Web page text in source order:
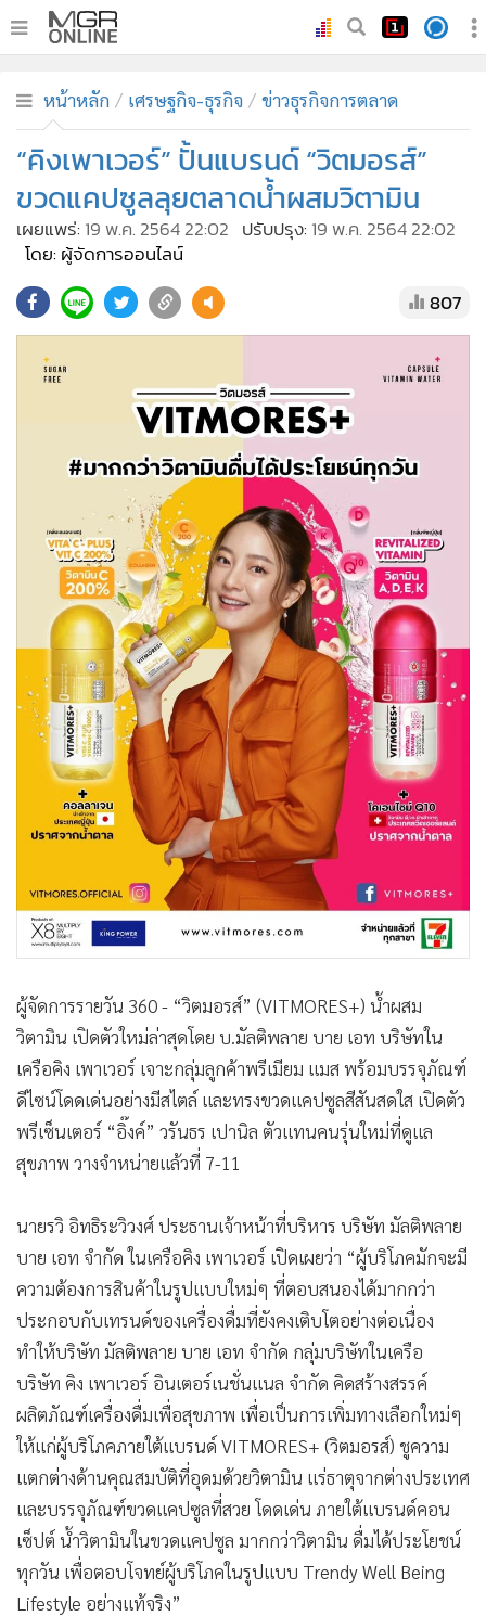
ทันเหตุการณ์
• ภาคใต้
Online Section
บันเทิง
• ผู้จัดการรายวัน
• คอลัมนิสต์
ละคร
CbizReview
ผู้จัดกวน
Good health & Well-being
Green Innovation & SD
Management & HR
MGR Live
Infographic
• การเมือง
ท่องเที่ยว
กีฬา
ต่างประเทศ
Special Scoop
เศรษฐกิจ-ธุรกิจ
ชุมชน-คุณภาพชีวิต
อาชญากรรม
• Motoring
• เกม
•
วิทยาศาสตร์
SMEs
• หุ้น
• อินโดจีน
• กองทุนรวม
• Factcheck
• ญี่ปุ่น
• News1
• Gotomanager
หน้าหลัก เศรษฐกิจ-ธุรกิจ ข่าวธุรกิจการตลาด
“คิงเพาเวอร์” ปั้นแบรนด์ “วิตมอรส์”
ขวดแคปซูลลุยตลาดน้ำผสมวิตามิน
เผยแพร่: 19 พ.ค. 2564 22:02 ปรับปรุง: 19 พ.ค. 2564 22:02
โดย: ผู้จัดการออนไลน์
807
ผู้จัดการรายวัน 360 - “วิตมอรส์” (VITMORES+) น้ำผสม
วิตามิน เปิดตัวใหม่ล่าสุดโดย บ.มัลติพลาย บาย เอท บริษัทใน
เครือคิง เพาเวอร์ เจาะกลุ่มลูกค้าพรีเมียม แมส พร้อมบรรจุภัณฑ์
ดีไซน์โดดเด่นอย่างมีสไตล์ และทรงขวดแคปซูลสีสันสดใส เปิดตัว
พรีเซ็นเตอร์ “อิ๊งค์” วรันธร เปานิล ตัวแทนคนรุ่นใหม่ที่ดูแล
สุขภาพ วางจำหน่ายแล้วที่ 7-11
นายรวิ อิทธิระวิวงศ์ ประธานเจ้าหน้าที่บริหาร บริษัท มัลติพลาย
บาย เอท จำกัด ในเครือคิง เพาเวอร์ เปิดเผยว่า “ผู้บริโภคมักจะมี
ความต้องการสินค้าในรูปแบบใหม่ๆ ที่ตอบสนองได้มากกว่า
ประกอบกับเทรนด์ของเครื่องดื่มที่ยังคงเติบโตอย่างต่อเนื่อง
ทำให้บริษัท มัลติพลาย บาย เอท จำกัด กลุ่มบริษัทในเครือ
บริษัท คิง เพาเวอร์ อินเตอร์เนชั่นแนล จำกัด คิดสร้างสรรค์
ผลิตภัณฑ์เครื่องดื่มเพื่อสุขภาพ เพื่อเป็นการเพิ่มทางเลือกใหม่ๆ
ให้แก่ผู้บริโภคภายใต้แบรนด์ VITMORES+ (วิตมอรส์) ชูความ
แตกต่างด้านคุณสมบัติที่อุดมด้วยวิตามิน แร่ธาตุจากต่างประเทศ
และบรรจุภัณฑ์ขวดแคปซูลที่สวย โดดเด่น ภายใต้แบรนด์คอน
เซ็ปต์ น้ำวิตามินในขวดแคปซูล มากกว่าวิตามิน ดื่มได้ประโยชน์
ทุกวัน เพื่อตอบโจทย์ผู้บริโภคในรูปแบบ Trendy Well Being
Lifestyle อย่างแท้จริง”